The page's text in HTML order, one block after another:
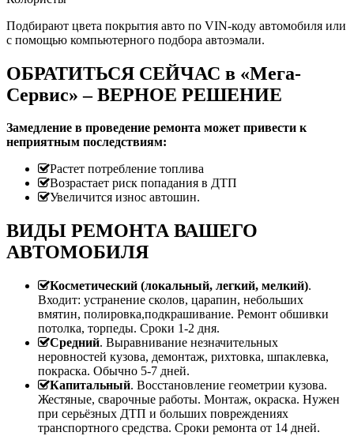
Подбирают цвета покрытия авто по VIN-коду автомобиля или
с помощью компьютерного подбора автоэмали.
ОБРАТИТЬСЯ СЕЙЧАС в «Мега-
Сервис» – ВЕРНОЕ РЕШЕНИЕ
Замедление в проведение ремонта может привести к
неприятным последствиям:
Растет потребление топлива
Возрастает риск попадания в ДТП
Увеличится износ автошин.
ВИДЫ РЕМОНТА ВАШЕГО
АВТОМОБИЛЯ
Косметический (локальный, легкий, мелкий).
Входит: устранение сколов, царапин, небольших
вмятин, полировка,подкрашивание. Ремонт обшивки
потолка, торпеды. Сроки 1-2 дня.
Средний. Выравнивание незначительных
неровностей кузова, демонтаж, рихтовка, шпаклевка,
покраска. Обычно 5-7 дней.
Капитальный. Восстановление геометрии кузова.
Жестяные, сварочные работы. Монтаж, окраска. Нужен
при серьёзных ДТП и больших повреждениях
транспортного средства. Сроки ремонта от 14 дней.